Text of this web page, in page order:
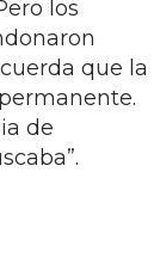
los
que la
de